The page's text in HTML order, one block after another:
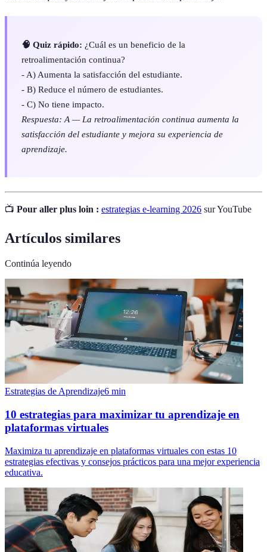
🧠 Quiz rápido: ¿Cuál es un beneficio de la
retroalimentación continua?
- A) Aumenta la satisfacción del estudiante.
- B) Reduce el número de estudiantes.
- C) No tiene impacto.
Respuesta: A — La retroalimentación continua aumenta la
satisfacción del estudiante y mejora su experiencia de
aprendizaje.
📺 Pour aller plus loin : estrategias e-learning 2026 sur YouTube
Artículos similares
Continúa leyendo
Estrategias de Aprendizaje6 min
10 estrategias para maximizar tu aprendizaje en
plataformas virtuales
Maximiza tu aprendizaje en plataformas virtuales con estas 10
estrategias efectivas y consejos prácticos para una mejor experiencia
educativa.